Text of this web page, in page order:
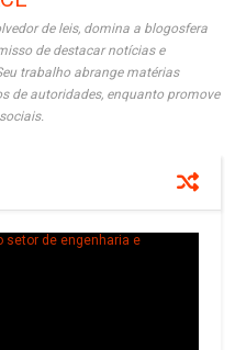
de leis, domina a blogosfera
de destacar notícias e
trabalho abrange matérias
de autoridades, enquanto promove